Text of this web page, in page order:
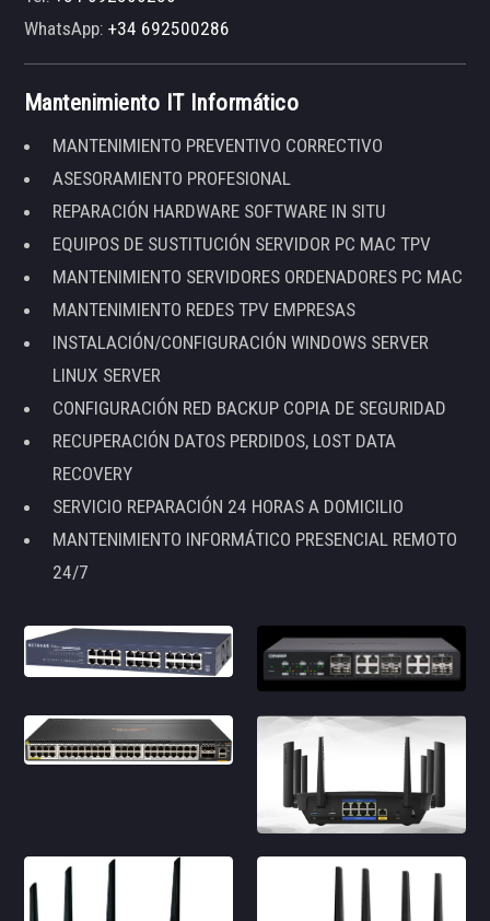
WhatsApp:+34 692500286
Mantenimiento IT Informático
MANTENIMIENTO PREVENTIVO CORRECTIVO
ASESORAMIENTO PROFESIONAL
REPARACIÓN HARDWARE SOFTWARE IN SITU
EQUIPOS DE SUSTITUCIÓN SERVIDOR PC MAC TPV
MANTENIMIENTO SERVIDORES ORDENADORES PC MAC
MANTENIMIENTO REDES TPV EMPRESAS
INSTALACIÓN/CONFIGURACIÓN WINDOWS SERVER
LINUX SERVER
CONFIGURACIÓN RED BACKUP COPIA DE SEGURIDAD
RECUPERACIÓN DATOS PERDIDOS, LOST DATA
RECOVERY
SERVICIO REPARACIÓN 24 HORAS A DOMICILIO
MANTENIMIENTO INFORMÁTICO PRESENCIAL REMOTO
24/7